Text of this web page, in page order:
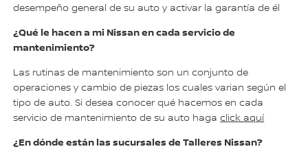
desempeño general de su auto y activar la garantía de él
¿Qué le hacen a mi Nissan en cada servicio de
mantenimiento?
Las rutinas de mantenimiento son un conjunto de
operaciones y cambio de piezas los cuales varian según el
tipo de auto. Si desea conocer qué hacemos en cada
servicio de mantenimiento de su auto hagaclick aquí
¿En dónde están las sucursales de Talleres Nissan?